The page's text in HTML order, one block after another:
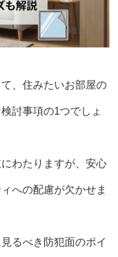
、住みたいお部屋の
討事項の1つでしょ
わたりますが、安心
への配慮が欠かせま
るべき防犯面のポイ